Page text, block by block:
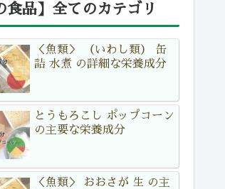
食品】全てのカテゴリ
＜魚類＞ （いわし類） 缶
詰 水煮 の詳細な栄養成分
とうもろこし ポップコーン
の主要な栄養成分
＜魚類＞ おおさが 生 の主